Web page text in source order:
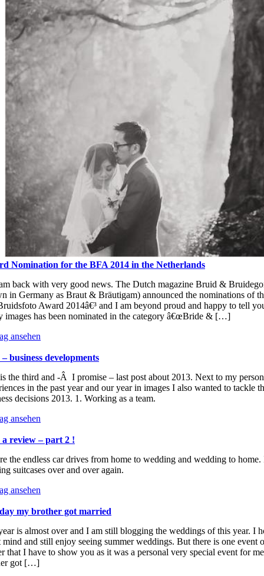
Nomination for the BFA 2014 in the Netherlands
back with very good news. The Dutch magazine Bruid &
in Germany as Braut & Bräutigam) announced the nominations of
Award 2014â€³ and I am beyond proud and happy to tell
images has been nominated in the category â€œBride & […]
ansehen
– business developments
the third and -Â I promise – last post about 2013. Next to my
in the past year and our year in images I also wanted to tackle
decisions 2013. 1. Working as a team.
ansehen
a review – part 2 !
the endless car drives from home to wedding and wedding to home.
suitcases over and over again.
ansehen
my brother got married
is almost over and I am still blogging the weddings of this year. I
mind and still enjoy seeing summer weddings. But there is one event
that I have to show you as it was a personal very special event for
got […]